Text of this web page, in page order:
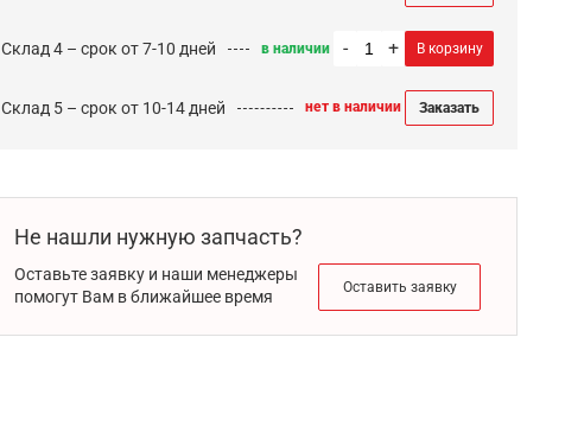
Склад 4 – срок от 7-10 дней в наличии - + В корзину
Склад 5 – срок от 10-14 дней нет в наличии Заказать
Не нашли нужную запчасть?
Оставьте заявку и наши менеджеры
помогут Вам в ближайшее время
Оставить заявку